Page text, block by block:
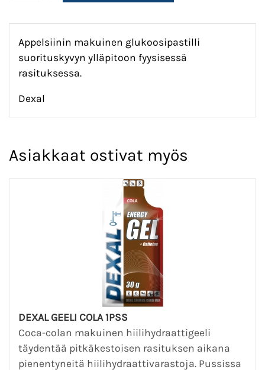
Appelsiinin makuinen glukoosipastilli
suorituskyvyn ylläpitoon fyysisessä
rasituksessa.
Dexal
Asiakkaat ostivat myös
DEXAL GEELI COLA 1PSS
Coca-colan makuinen hiilihydraattigeeli
täydentää pitkäkestoisen rasituksen aikana
pienentyneitä hiilihydraattivarastoja. Pussissa